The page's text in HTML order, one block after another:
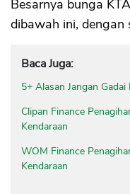
Besarnya bunga
dibawah ini, dengan
Baca Juga:
5+ Alasan Jangan
Clipan Finance
Kendaraan
WOM Finance
Kendaraan